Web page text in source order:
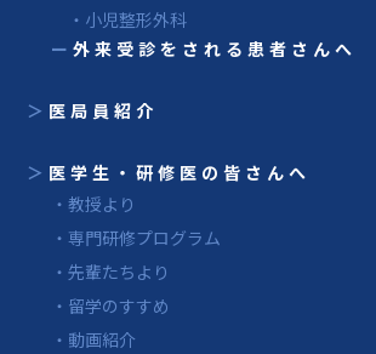
・小児整形外科
ー外来受診をされる患者さんへ
＞ 医局員紹介
＞ 医学生・研修医の皆さんへ
・教授より
・専門研修プログラム
・先輩たちより
・留学のすすめ
・動画紹介